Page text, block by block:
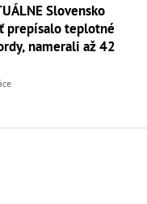
Slovensko
prepísalo teplotné
namerali až 42